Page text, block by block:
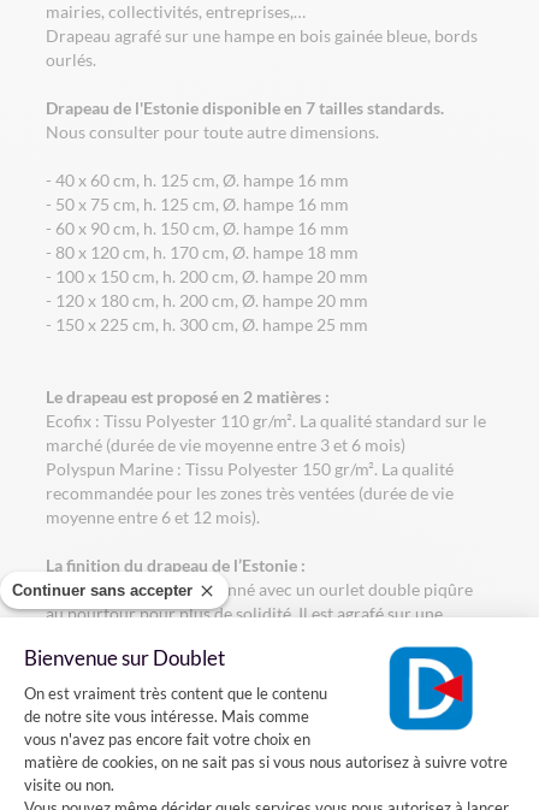
Continuer sans accepter
Bienvenue sur Doublet
Plateforme de Gestion du
On est vraiment très content que le contenu
de notre site vous intéresse. Mais comme
vous n'avez pas encore fait votre choix en
matière de cookies, on ne sait pas si vous nous autorisez à suivre votre
visite ou non.
mairies, collectivités, entreprises,…
Drapeau agrafé sur une hampe en bois gainée bleue, bords
ourlés.
Drapeau de l'Estonie disponible en 7 tailles standards.
Nous consulter pour toute autre dimensions.
- 40 x 60 cm, h. 125 cm, Ø. hampe 16 mm
- 50 x 75 cm, h. 125 cm, Ø. hampe 16 mm
- 60 x 90 cm, h. 150 cm, Ø. hampe 16 mm
- 80 x 120 cm, h. 170 cm, Ø. hampe 18 mm
- 100 x 150 cm, h. 200 cm, Ø. hampe 20 mm
- 120 x 180 cm, h. 200 cm, Ø. hampe 20 mm
- 150 x 225 cm, h. 300 cm, Ø. hampe 25 mm
Le drapeau est proposé en 2 matières :
Ecofix : Tissu Polyester 110 gr/m². La qualité standard sur le
marché (durée de vie moyenne entre 3 et 6 mois)
Polyspun Marine : Tissu Polyester 150 gr/m². La qualité
recommandée pour les zones très ventées (durée de vie
moyenne entre 6 et 12 mois).
La finition du drapeau de l’Estonie :
Le drapeau est confectionné avec un ourlet double piqûre
au pourtour pour plus de solidité. Il est agrafé sur une
Comment installer le drapeau de l'Estonie sur une façade?
Vous voulez installer un drapeau estonien sur votre façade?
Rien de plus simple, il suffit fixer sur votre mur un porte-
drapeaux en acier dans lequel vous pourrez introduire la
hampe de votre drapeau.